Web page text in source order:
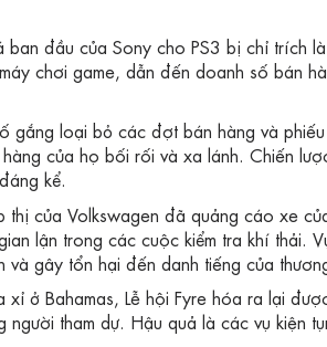
ban đầu của Sony cho PS3 bị chỉ trích
chơi game, dẫn đến doanh số bán
gắng loại bỏ các đợt bán hàng và
của họ bối rối và xa lánh. Chiến
kể.
của Volkswagen đã quảng cáo xe
lận trong các cuộc kiểm tra khí thải.
gây tổn hại đến danh tiếng của
ở Bahamas, Lễ hội Fyre hóa ra lại
tham dự. Hậu quả là các vụ kiện